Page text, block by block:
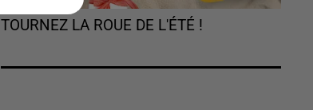
TOURNEZ LA ROUE DE L'ÉTÉ !